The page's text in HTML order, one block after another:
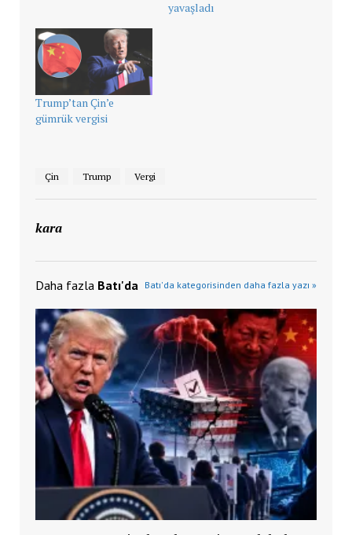
yavaşladı
Trump’tan Çin’e
gümrük vergisi
Çin Trump Vergi
kara
Daha fazla Batı'da Batı'da kategorisinden daha fazla yazı »